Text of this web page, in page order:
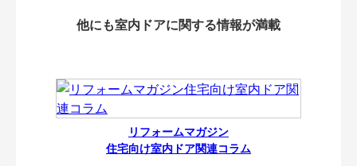
他にも室内ドアに関する情報が満載
リフォームマガジン
住宅向け室内ドア関連コラム